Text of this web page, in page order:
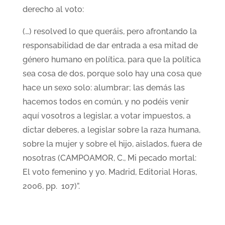
derecho al voto:
(…) resolved lo que queráis, pero afrontando la
responsabilidad de dar entrada a esa mitad de
género humano en política, para que la política
sea cosa de dos, porque solo hay una cosa que
hace un sexo solo: alumbrar; las demás las
hacemos todos en común, y no podéis venir
aquí vosotros a legislar, a votar impuestos, a
dictar deberes, a legislar sobre la raza humana,
sobre la mujer y sobre el hijo, aislados, fuera de
nosotras (CAMPOAMOR, C., Mi pecado mortal:
El voto femenino y yo. Madrid, Editorial Horas,
2006, pp. 107)”.